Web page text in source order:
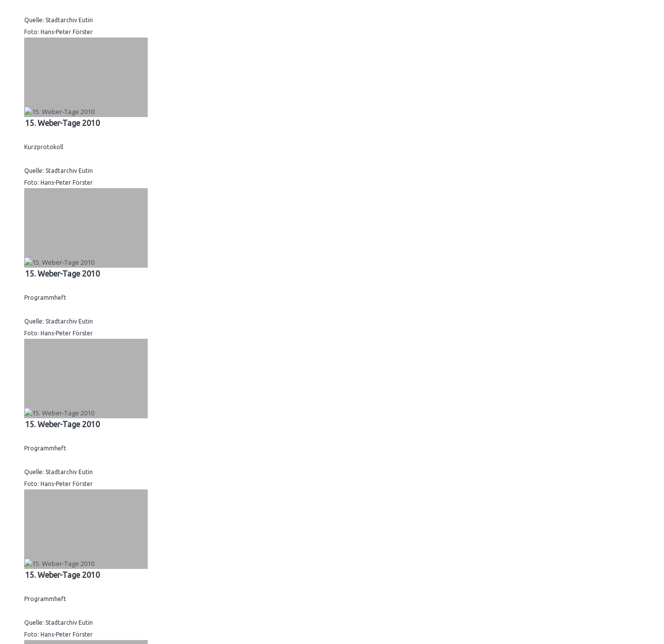
Quelle: Stadtarchiv Eutin
Foto: Hans-Peter Förster
15. Weber-Tage 2010
Kurzprotokoll
Quelle: Stadtarchiv Eutin
Foto: Hans-Peter Förster
15. Weber-Tage 2010
Programmheft
Quelle: Stadtarchiv Eutin
Foto: Hans-Peter Förster
15. Weber-Tage 2010
Programmheft
Quelle: Stadtarchiv Eutin
Foto: Hans-Peter Förster
15. Weber-Tage 2010
Programmheft
Quelle: Stadtarchiv Eutin
Foto: Hans-Peter Förster